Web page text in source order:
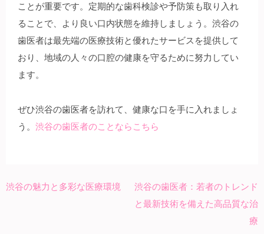
ことが重要です。定期的な歯科検診や予防策も取り入れ
ることで、より良い口内状態を維持しましょう。渋谷の
歯医者は最先端の医療技術と優れたサービスを提供して
おり、地域の人々の口腔の健康を守るために努力してい
ます。
ぜひ渋谷の歯医者を訪れて、健康な口を手に入れましょ
う。 渋谷の歯医者のことならこちら
渋谷の魅力と多彩な医療環境
渋谷の歯医者：若者のトレンド
と最新技術を備えた高品質な治
療